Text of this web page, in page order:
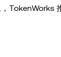
TokenWorks